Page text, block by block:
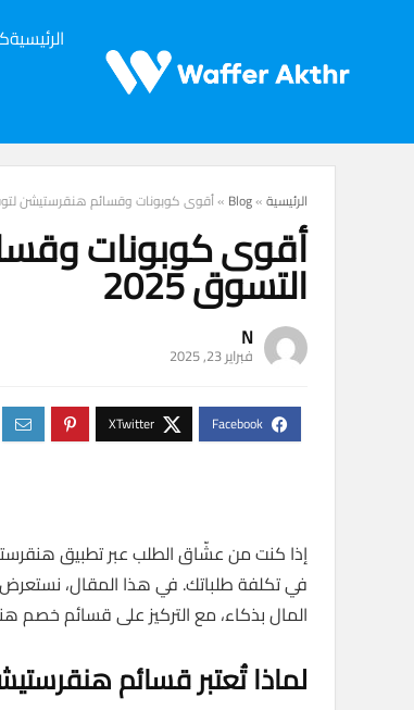
الرئيسية
الرئيسية»
Blog
»أقوى كوبونات وقسائم هنقرستيشن لتوفير
أقوى كوبونات
التسوق 2025
N
فبراير 23, 2025
إذا كنت من عشّاق الطلب عبر تطبيق
المال بذكاء، مع التركيز على قسائم خصم
لماذا تُعتبر قسائم هنقرستيشن